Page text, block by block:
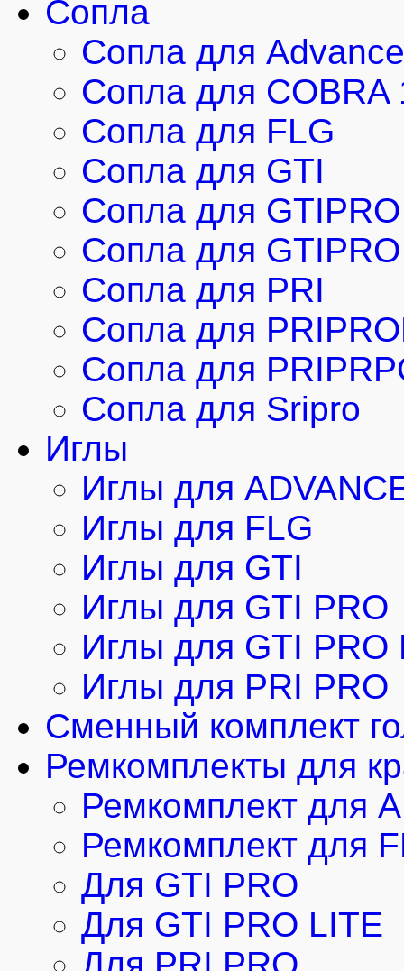
Сопла
Сопла для Advance
Сопла для COBRA
Сопла для FLG
Сопла для GTI
Сопла для GTIPRO
Сопла для
Сопла для PRI
Сопла для
Сопла для
Сопла для Sripro
Иглы
Иглы для
Иглы для FLG
Иглы для GTI
Иглы для GTI PRO
Иглы для GTI PRO
Иглы для PRI PRO
Cменный комплект
Ремкомплекты для
Ремкомплект для
Ремкомплект для
Для GTI PRO
Для GTI PRO LITE